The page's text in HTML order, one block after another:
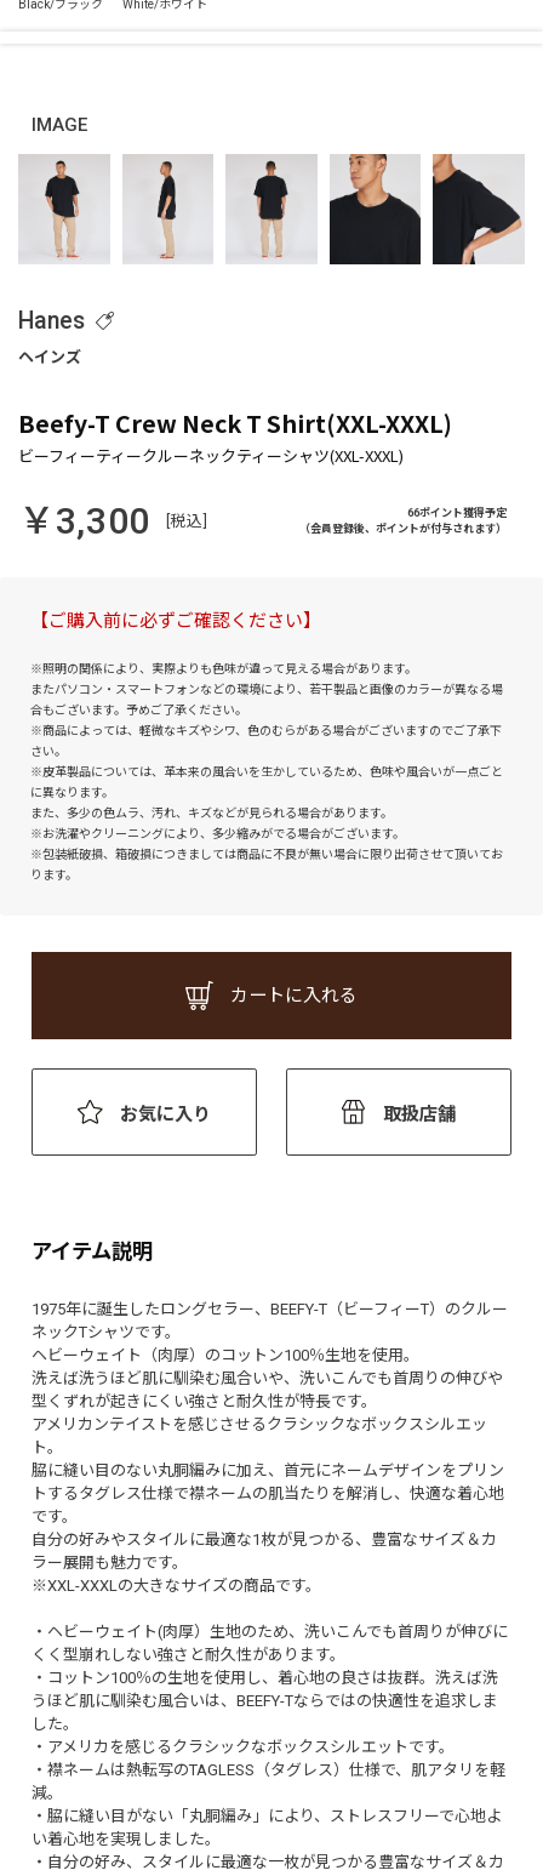
IMAGE
Hanes
Beefy-T Crew Neck T Shirt(XXL-XXXL)
￥3,300 [税込]
66ポイント獲得予定
（会員登録後、ポイントが付与されます）
【ご購入前に必ずご確認ください】
※照明の関係により、実際よりも色味が違って見える場合があります。
またパソコン・スマートフォンなどの環境により、若干製品と画像のカラーが異なる場
合もございます。予めご了承ください。
※商品によっては、軽微なキズやシワ、色のむらがある場合がございますのでご了承下
さい。
※皮革製品については、革本来の風合いを生かしているため、色味や風合いが一点ごと
に異なります。
また、多少の色ムラ、汚れ、キズなどが見られる場合があります。
※お洗濯やクリーニングにより、多少縮みがでる場合がございます。
※包装紙破損、箱破損につきましては商品に不良が無い場合に限り出荷させて頂いてお
ります。
カートに入れる
お気に入り 取扱店舗
アイテム説明
1975年に誕生したロングセラー、BEEFY-T（ビーフィーT）のクルー
ネックTシャツです。
ヘビーウェイト（肉厚）のコットン100％生地を使用。
洗えば洗うほど肌に馴染む風合いや、洗いこんでも首周りの伸びや
型くずれが起きにくい強さと耐久性が特長です。
アメリカンテイストを感じさせるクラシックなボックスシルエッ
ト。
脇に縫い目のない丸胴編みに加え、首元にネームデザインをプリン
トするタグレス仕様で襟ネームの肌当たりを解消し、快適な着心地
です。
自分の好みやスタイルに最適な1枚が見つかる、豊富なサイズ＆カ
ラー展開も魅力です。
※XXL-XXXLの大きなサイズの商品です。
・ヘビーウェイト(肉厚）生地のため、洗いこんでも首周りが伸びに
くく型崩れしない強さと耐久性があります。
・コットン100％の生地を使用し、着心地の良さは抜群。洗えば洗
うほど肌に馴染む風合いは、BEEFY-Tならではの快適性を追求しま
した。
・アメリカを感じるクラシックなボックスシルエットです。
・襟ネームは熱転写のTAGLESS（タグレス）仕様で、肌アタリを軽
減。
・脇に縫い目がない「丸胴編み」により、ストレスフリーで心地よ
い着心地を実現しました。
・自分の好み、スタイルに最適な一枚が見つかる豊富なサイズ＆カ